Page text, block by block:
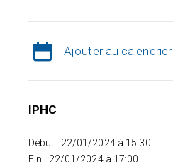
Ajouter au calendrier
IPHC
Début : 22/01/2024 à 15:30
Fin : 22/01/2024 à 17:00